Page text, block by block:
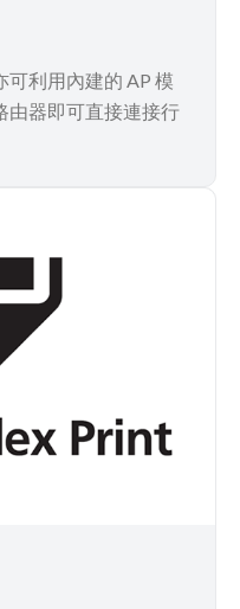
利用內建的 AP 模
由器即可直接連接行